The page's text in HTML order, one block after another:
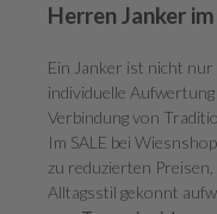
Herren Janker im
Ein Janker ist nicht
individuelle
Verbindung von
Im SALE bei
zu reduzierten
Alltagsstil gekonnt